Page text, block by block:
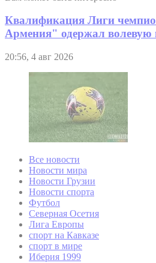
Квалификация Лиги
Армения" одержал волевую
20:56, 4 авг 2026
Все новости
Новости мира
Новости Грузии
Новости спорта
Футбол
Северная Осетия
Лига Европы
спорт на Кавказе
спорт в мире
Иберия 1999